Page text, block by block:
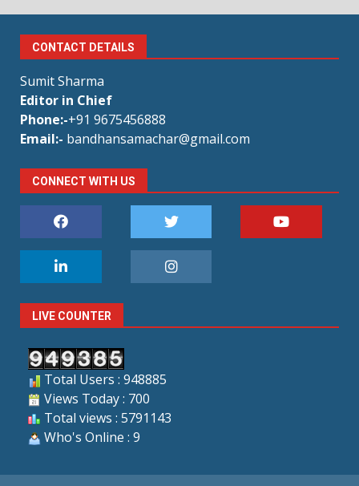
CONTACT DETAILS
Sumit Sharma
Editor in Chief
Phone:-+91 9675456888
Email:- bandhansamachar@gmail.com
CONNECT WITH US
LIVE COUNTER
Total Users : 948885
Views Today : 700
Total views : 5791143
Who's Online : 9